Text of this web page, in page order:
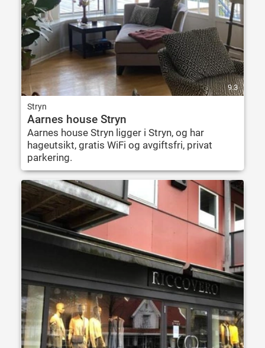
9.3
Stryn
Aarnes house Stryn
Aarnes house Stryn ligger i Stryn, og har
hageutsikt, gratis WiFi og avgiftsfri, privat
parkering.